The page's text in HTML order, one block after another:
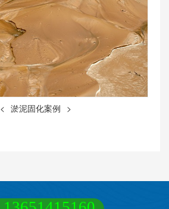
< 淤泥固化案例 >